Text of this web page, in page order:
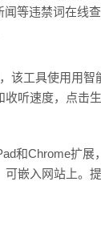
等违禁词在线
该工具使用用
收听速度，点击
和Chrome扩
嵌入网站上。